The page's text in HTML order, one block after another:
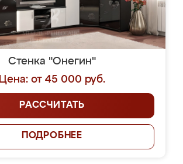
Стенка "Онегин"
Цена: от 45 000 руб.
РАССЧИТАТЬ
ПОДРОБНЕЕ